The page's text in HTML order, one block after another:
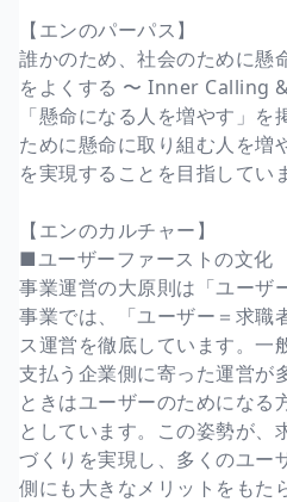
【エンのパーパス】
誰かのため、社会のために懸
をよくする 〜 Inner Calling
「懸命になる人を増やす」
ために懸命に取り組む人を増
を実現することを目指してい
【エンのカルチャー】
■ユーザーファーストの文化
事業運営の大原則は「ユーザ
事業では、「ユーザー＝求職
ス運営を徹底しています。一
支払う企業側に寄った運営が
ときはユーザーのためになる
としています。この姿勢が、
づくりを実現し、多くのユー
側にも大きなメリットをもた